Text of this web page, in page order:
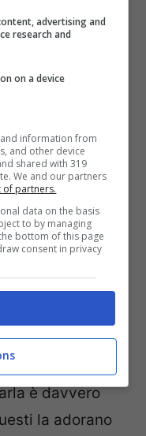
da Instagram)
da vendere e
la seguono e
al suo
corpo da favola
è davvero
la adorano
advertising and
research and
on a device
information from
and other device
shared with 319
We and our partners
of partners.
data on the basis
to by managing
bottom of this page
consent in privacy